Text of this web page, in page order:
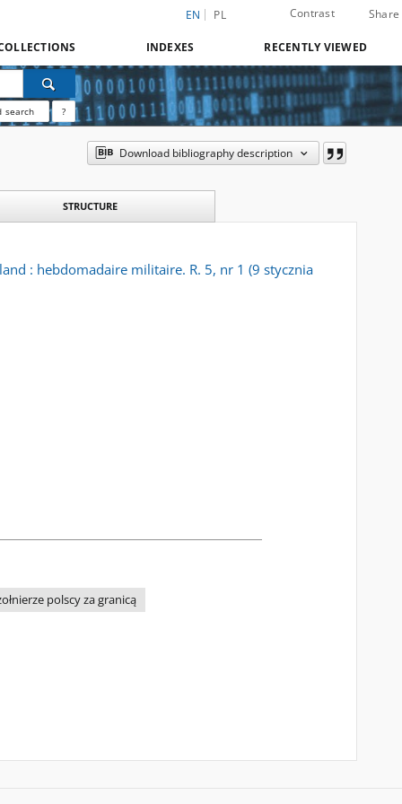
EN PL Contrast Share
INDEXES RECENTLY VIEWED
search ?
Download bibliography description
STRUCTURE
: hebdomadaire militaire. R. 5, nr 1 (9 stycznia
polscy za granicą